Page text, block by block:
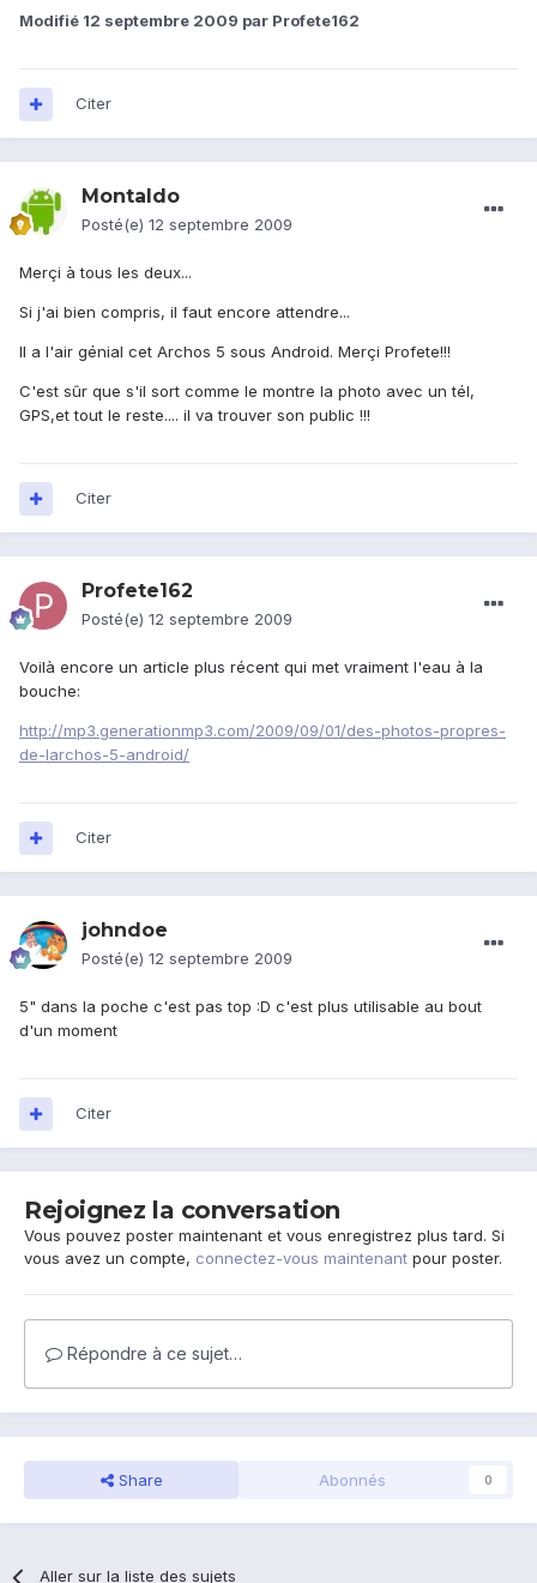
Modifié 12 septembre 2009 par Profete162
Citer
Montaldo
Posté(e) 12 septembre 2009
Merçi à tous les deux...
Si j'ai bien compris, il faut encore attendre...
Il a l'air génial cet Archos 5 sous Android. Merçi Profete!!!
C'est sûr que s'il sort comme le montre la photo avec un tél,
GPS,et tout le reste.... il va trouver son public !!!
Citer
Profete162
Posté(e) 12 septembre 2009
Voilà encore un article plus récent qui met vraiment l'eau à la
bouche:
http://mp3.generationmp3.com/2009/09/01/des-photos-propres-
de-larchos-5-android/
Citer
johndoe
Posté(e) 12 septembre 2009
5" dans la poche c'est pas top :D c'est plus utilisable au bout
d'un moment
Citer
Rejoignez la conversation
Vous pouvez poster maintenant et vous enregistrez plus tard. Si
vous avez un compte, connectez-vous maintenant pour poster.
Répondre à ce sujet…
Share Abonnés 0
Aller sur la liste des sujets